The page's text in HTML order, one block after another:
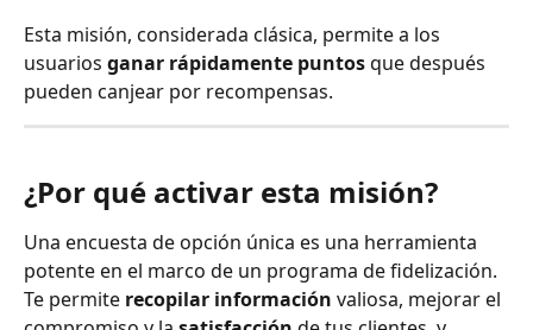
Esta misión, considerada clásica, permite a los
usuarios ganar rápidamente puntos que después
pueden canjear por recompensas.
¿Por qué activar esta misión?
Una encuesta de opción única es una herramienta
potente en el marco de un programa de fidelización.
Te permite recopilar información valiosa, mejorar el